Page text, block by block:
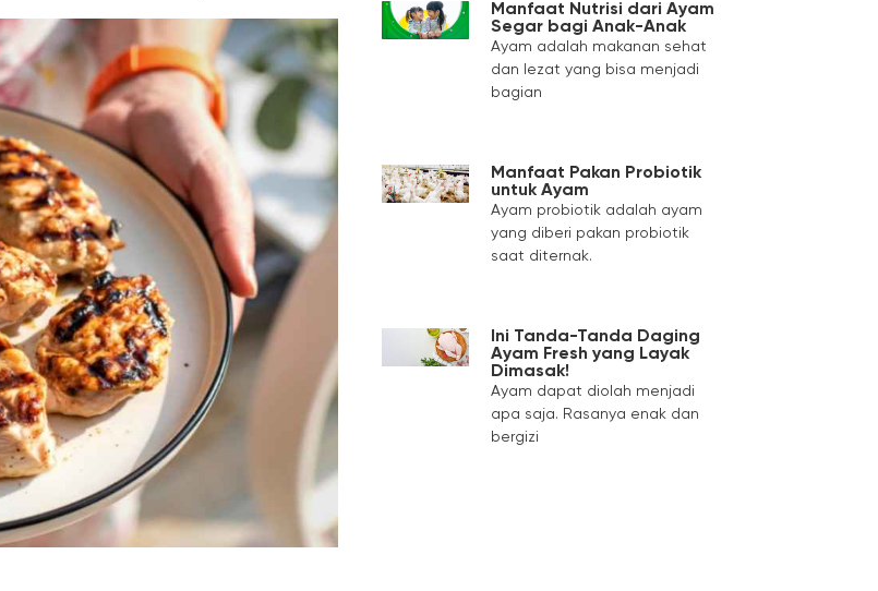
Manfaat Nutrisi dari Ayam
Segar bagi Anak-Anak
Ayam adalah makanan sehat
dan lezat yang bisa menjadi
bagian
Manfaat Pakan Probiotik
untuk Ayam
Ayam probiotik adalah ayam
yang diberi pakan probiotik
saat diternak.
Ini Tanda-Tanda Daging
Ayam Fresh yang Layak
Dimasak!
Ayam dapat diolah menjadi
apa saja. Rasanya enak dan
bergizi